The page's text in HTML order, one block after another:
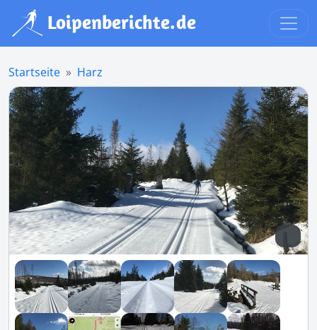
Startseite Harz